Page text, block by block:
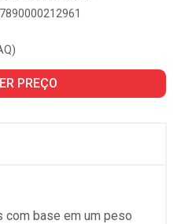
PREÇO
base em um peso